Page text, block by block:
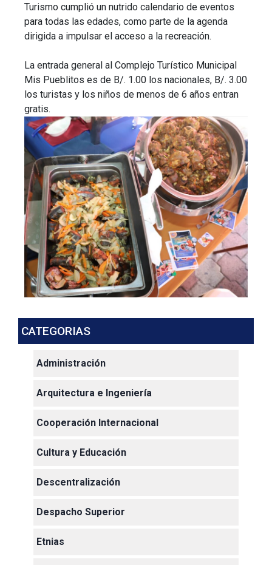
Turismo cumplió un nutrido calendario de eventos
para todas las edades, como parte de la agenda
dirigida a impulsar el acceso a la recreación.
La entrada general al Complejo Turístico Municipal
Mis Pueblitos es de B/. 1.00 los nacionales, B/. 3.00
los turistas y los niños de menos de 6 años entran
gratis.
CATEGORIAS
Administración
Arquitectura e Ingeniería
Cooperación Internacional
Cultura y Educación
Descentralización
Despacho Superior
Etnias